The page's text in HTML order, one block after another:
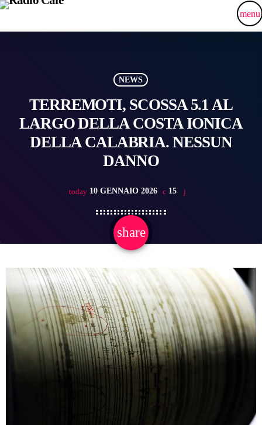
menu
NEWS
TERREMOTI, SCOSSA 5.1 AL
LARGO DELLA COSTA IONICA
DELLA CALABRIA. NESSUN
DANNO
today 10 GENNAIO 2026 15
share
email